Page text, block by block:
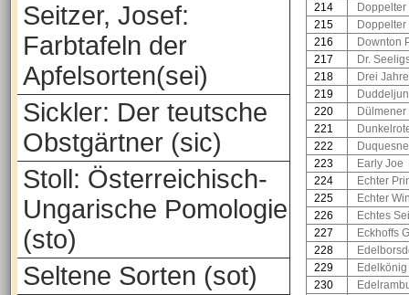
Seitzer, Josef:
Farbtafeln der
Apfelsorten(sei)
Sickler: Der teutsche
Obstgärtner (sic)
Stoll: Österreichisch-
Ungarische Pomologie
(sto)
Seltene Sorten (sot)
214
215
216
Downton
217
Dr.
218
Drei
219
220
221
222
223
Early Joe
224
Echter
225
Echter
226
Echtes
227
Eckhoffs
228
229
Edelkönig
230